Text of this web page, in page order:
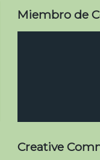
Miembro de
Creative